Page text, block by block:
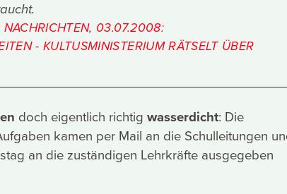
NACHRICHTEN, 03.07.2008:
- KULTUSMINISTERIUM RÄTSELT ÜBER
doch eigentlich richtig wasserdicht: Die
kamen per Mail an die Schulleitungen
an die zuständigen Lehrkräfte ausgegeben